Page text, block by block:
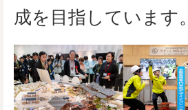
成を目指しています。